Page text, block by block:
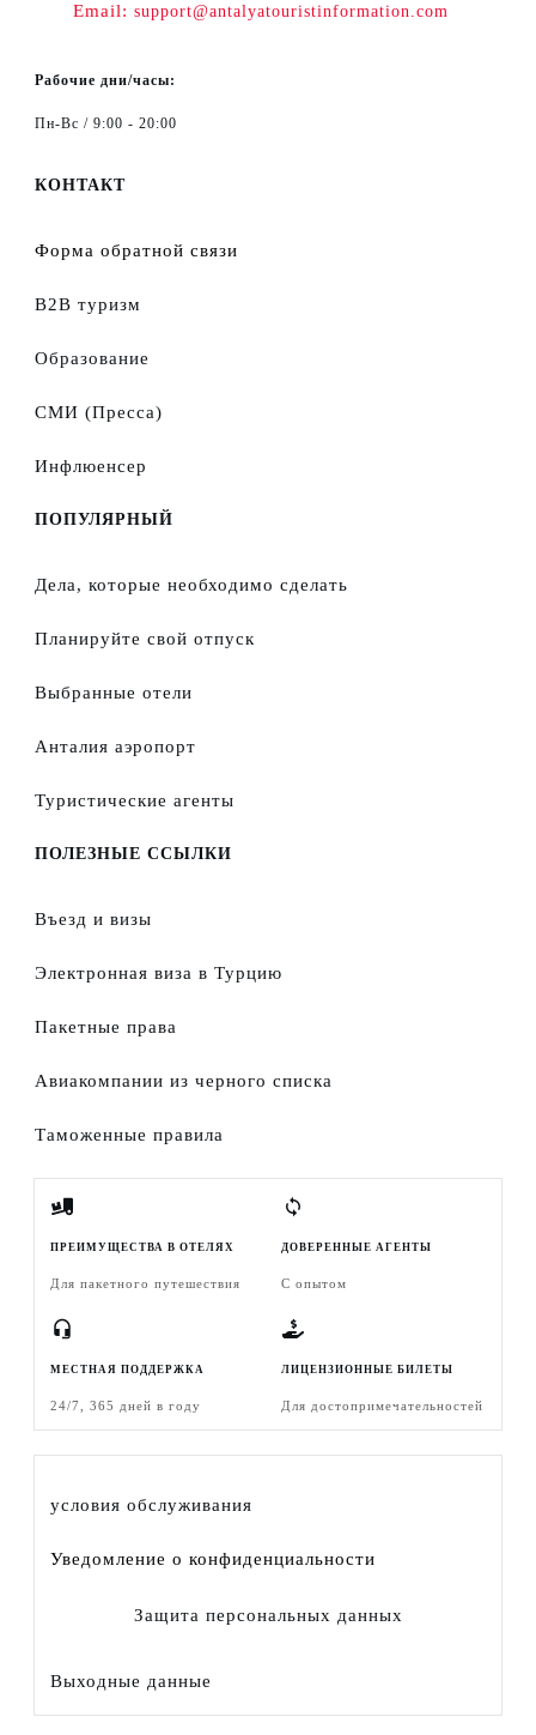
Email: support@antalyatouristinformation.com
Рабочие дни/часы:
Пн-Вс / 9:00 - 20:00
КОНТАКТ
Форма обратной связи
B2B туризм
Образование
СМИ (Пресса)
Инфлюенсер
ПОПУЛЯРНЫЙ
Дела, которые необходимо сделать
Планируйте свой отпуск
Выбранные отели
Анталия аэропорт
Туристические агенты
ПОЛЕЗНЫЕ ССЫЛКИ
Въезд и визы
Электронная виза в Турцию
Пакетные права
Авиакомпании из черного списка
Таможенные правила
ПРЕИМУЩЕСТВА В ОТЕЛЯХ
Для пакетного путешествия
ДОВЕРЕННЫЕ АГЕНТЫ
С опытом
МЕСТНАЯ ПОДДЕРЖКА
24/7, 365 дней в году
ЛИЦЕНЗИОННЫЕ БИЛЕТЫ
Для достопримечательностей
условия обслуживания
Уведомление о конфиденциальности
Защита персональных данных
Выходные данные